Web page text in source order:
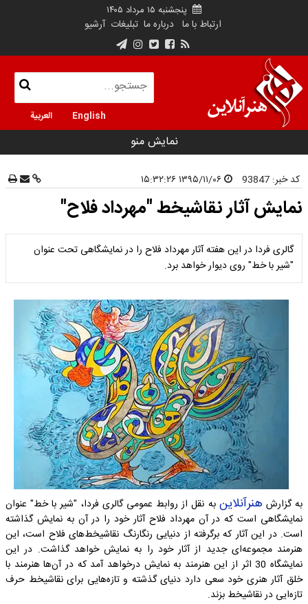
پنجشنبه ۱۵ مرداد ۱۴۰۵
ارتباط با ما درباره ما تبلیغات آرشیو
English العربية
نمایش منو
کد خبر: 93847
نمایش آثار نقاشیخط "مهرداد فلاح"
گالری فردا در این هفته آثار مهرداد فلاح را در نمایشگاهی تحت عنوان
"شیر با خط" روی دیوار خواهد برد.
به گزارش هنرآنلاین به نقل از روابط عمومی گالری فردا، "شیر با خط" عنوان
نمایشگاهی است که در آن مهرداد فلاح آثار خود را در آن به نمایش گذاشته
است. در این آثار که برگرفته از دنیایی رنگارنگ نقاشیخط‌های فلاح است، این
هنرمند مجموعه‌ای جدید از آثار خود را به نمایش خواهد گذاشت. در این
نمایشگاه 30 اثر از این هنرمند به نمایش درخواهد آمد که در آن‌ها هنرمند با
خلق آثار هنری خود سعی دارد دنیای گذشته و تازه‌هایی برای نقاشیخط حرف
تازه‌ایی در نقاشیخط بزند.